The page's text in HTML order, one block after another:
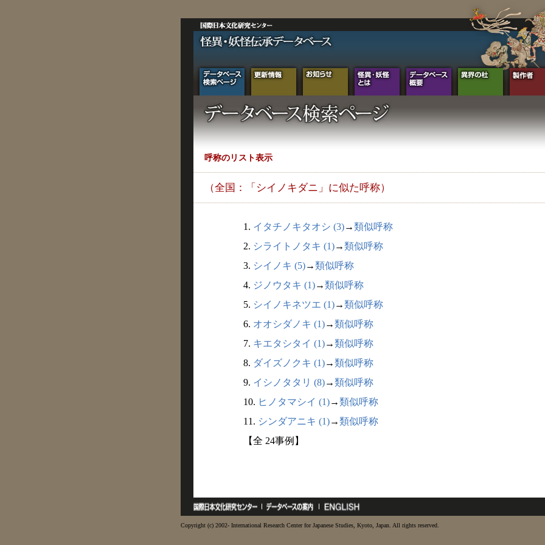
呼称のリスト表示
（全国：「シイノキダニ」に似た呼称）
1. イタチノキタオシ (3)→類似呼称
2. シライトノタキ (1)→類似呼称
3. シイノキ (5)→類似呼称
4. ジノウタキ (1)→類似呼称
5. シイノキネツエ (1)→類似呼称
6. オオシダノキ (1)→類似呼称
7. キエタシタイ (1)→類似呼称
8. ダイズノクキ (1)→類似呼称
9. イシノタタリ (8)→類似呼称
10. ヒノタマシイ (1)→類似呼称
11. シンダアニキ (1)→類似呼称
【全 24事例】
Copyright (c) 2002- International Research Center for Japanese Studies, Kyoto, Japan. All rights reserved.